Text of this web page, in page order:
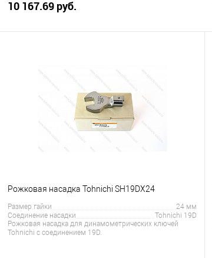
10 167.69 руб.
Под заказ
Рожковая насадка Tohnichi SH19DX24
Размер гайки
24 мм
Соединение насадки
Tohnichi 19D
Рожковая насадка для динамометрических ключей
Tohnichi с соединением 19D.